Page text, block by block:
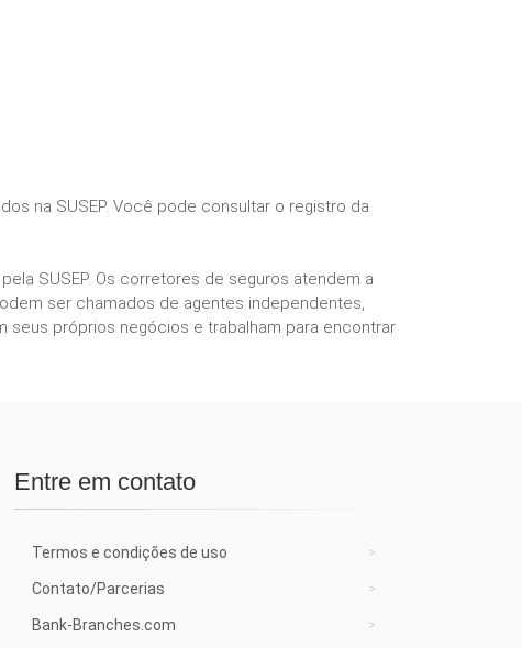
na SUSEP. Você pode consultar o registro da
SUSEP. Os corretores de seguros atendem a
ser chamados de agentes independentes,
seus próprios negócios e trabalham para encontrar
Entre em contato
Termos e condições de uso
Contato/Parcerias
Bank-Branches.com